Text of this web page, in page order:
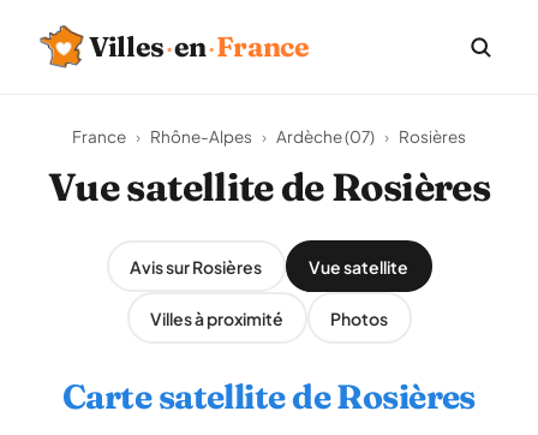
Villes·en·France
France › Rhône-Alpes › Ardèche (07) › Rosières
Vue satellite de Rosières
Avis sur Rosières Vue satellite
Villes à proximité Photos
Carte satellite de Rosières